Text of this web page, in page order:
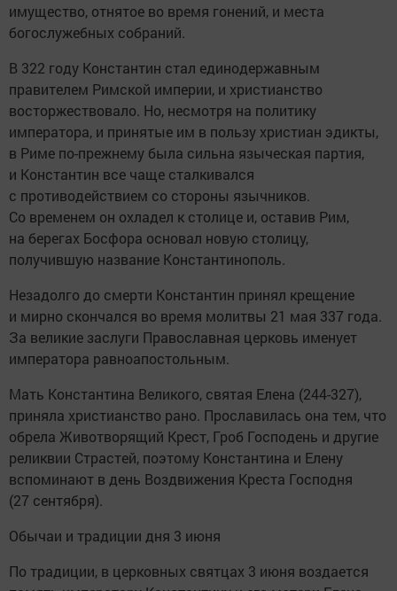
имущество, отнятое во время гонений, и места
богослужебных собраний.
В 322 году Константин стал единодержавным
правителем Римской империи, и христианство
восторжествовало. Но, несмотря на политику
императора, и принятые им в пользу христиан эдикты,
в Риме по-прежнему была сильна языческая партия,
и Константин все чаще сталкивался
с противодействием со стороны язычников.
Со временем он охладел к столице и, оставив Рим,
на берегах Босфора основал новую столицу,
получившую название Константинополь.
Незадолго до смерти Константин принял крещение
и мирно скончался во время молитвы 21 мая 337 года.
За великие заслуги Православная церковь именует
императора равноапостольным.
Мать Константина Великого, святая Елена (244-327),
приняла христианство рано. Прославилась она тем, что
обрела Животворящий Крест, Гроб Господень и другие
реликвии Страстей, поэтому Константина и Елену
вспоминают в день Воздвижения Креста Господня
(27 сентября).
Обычаи и традиции дня 3 июня
По традиции, в церковных святцах 3 июня воздается